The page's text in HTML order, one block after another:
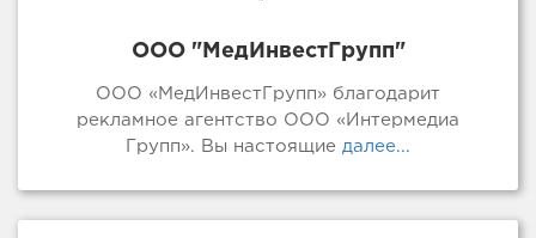
ООО "МедИнвестГрупп"
ООО «МедИнвестГрупп» благодарит
рекламное агентство ООО «Интермедиа
Групп». Вы настоящие далее...